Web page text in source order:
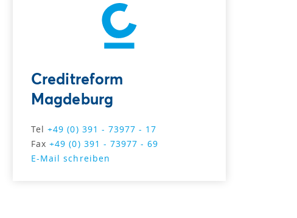
Creditreform
Magdeburg
Tel+49 (0) 391 - 73977 - 17
Fax+49 (0) 391 - 73977 - 69
E-Mail schreiben